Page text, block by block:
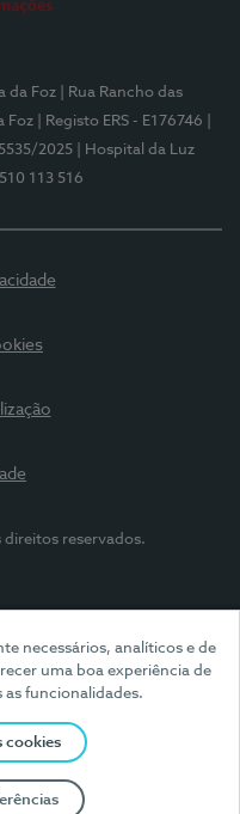
necessários, analíticos e de
uma boa experiência de
as funcionalidades.
cookies
da Foz
| Rua Rancho das
Foz
| Registo ERS - E176746
2025
| Hospital da Luz
113 516
direitos reservados.